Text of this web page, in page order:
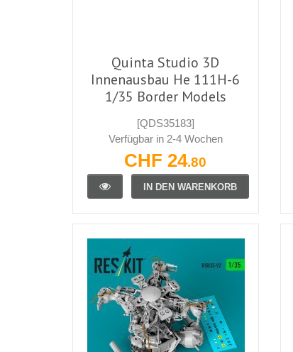
Quinta Studio 3D
Innenausbau He 111H-6
1/35 Border Models
[QDS35183]
Verfügbar in 2-4 Wochen
CHF 24.80
IN DEN WARENKORB